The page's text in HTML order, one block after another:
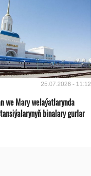
25.07.2026 - 11:12
we Mary welaýatlarynda
binalary gurlar